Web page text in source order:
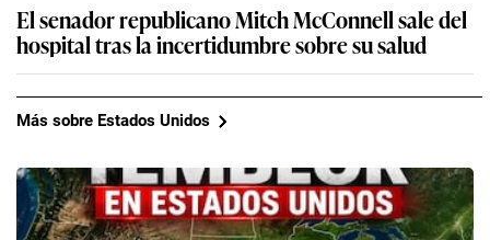
El senador republicano Mitch McConnell sale del
hospital tras la incertidumbre sobre su salud
Más sobre Estados Unidos